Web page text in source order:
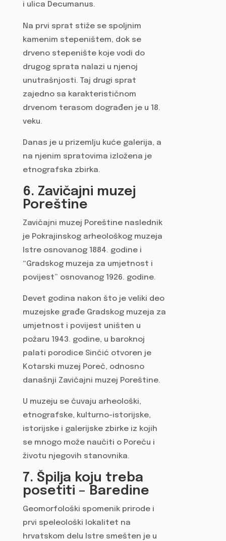
i ulica Decumanus.
Na prvi sprat stiže se spoljnim
kamenim stepeništem, dok se
drveno stepenište koje vodi do
drugog sprata nalazi u njenoj
unutrašnjosti. Taj drugi sprat
zajedno sa karakterističnom
drvenom terasom dograđen je u 18.
veku.
Danas je u prizemlju kuće galerija, a
na njenim spratovima izložena je
etnografska zbirka.
6. Zavičajni muzej
Poreštine
Zavičajni muzej Poreštine naslednik
je Pokrajinskog arheološkog muzeja
Istre osnovanog 1884. godine i
“Gradskog muzeja za umjetnost i
povijest” osnovanog 1926. godine.
Devet godina nakon što je veliki deo
muzejske građe Gradskog muzeja za
umjetnost i povijest uništen u
požaru 1943. godine, u baroknoj
palati porodice Sinčić otvoren je
Kotarski muzej Poreč, odnosno
današnji Zavičajni muzej Poreštine.
U muzeju se čuvaju arheološki,
etnografske, kulturno-istorijske,
istorijske i galerijske zbirke iz kojih
se mnogo može naučiti o Poreču i
životu njegovih stanovnika.
7. Špilja koju treba
posetiti – Baredine
Geomorfološki spomenik prirode i
prvi speleološki lokalitet na
hrvatskom delu Istre smešten je u